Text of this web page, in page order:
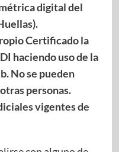
digital del
Certificado la
haciendo uso de la
No se pueden
personas.
vigentes de